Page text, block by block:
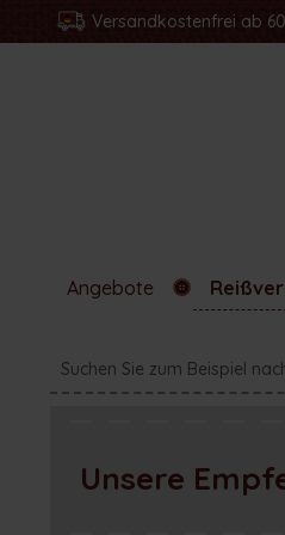
Versandkostenfrei ab
Angebote
Unsere